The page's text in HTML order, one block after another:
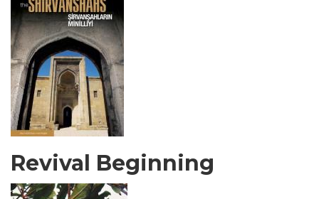
Revival Beginning